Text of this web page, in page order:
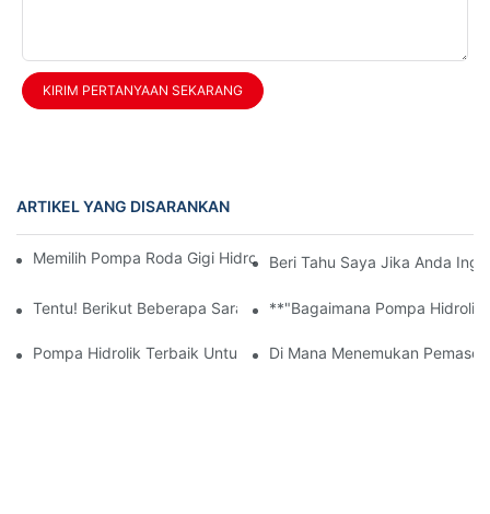
KIRIM PERTANYAAN SEKARANG
ARTIKEL YANG DISARANKAN
Memilih Pompa Roda Gigi Hidrolik Yang Tepat Untuk Mesin
Beri Tahu Saya Jika Anda
Tentu! Berikut Beberapa Saran Judul Artikel Berdasarkan Kata
**"Bagaimana Pompa
Pompa Hidrolik Terbaik Untuk Dijual: Temukan Penawaran Dan
Di Mana Menemukan